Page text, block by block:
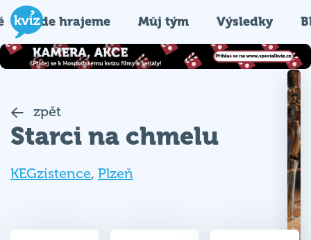
Kde hrajeme Můj tým Výsledky
zpět
Starci na chmelu
KEGzistence, Plzeň